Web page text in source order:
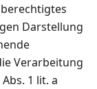
berechtigtes
Darstellung
Verarbeitung
1 lit. a